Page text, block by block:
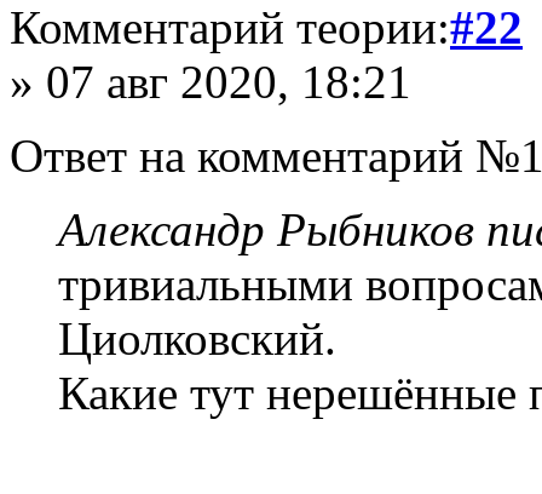
Комментарий теории:#22
» 07 авг 2020, 18:21
Ответ на комментарий
Александр Рыбников
тривиальными
Циолковский.
Какие тут нерешённые